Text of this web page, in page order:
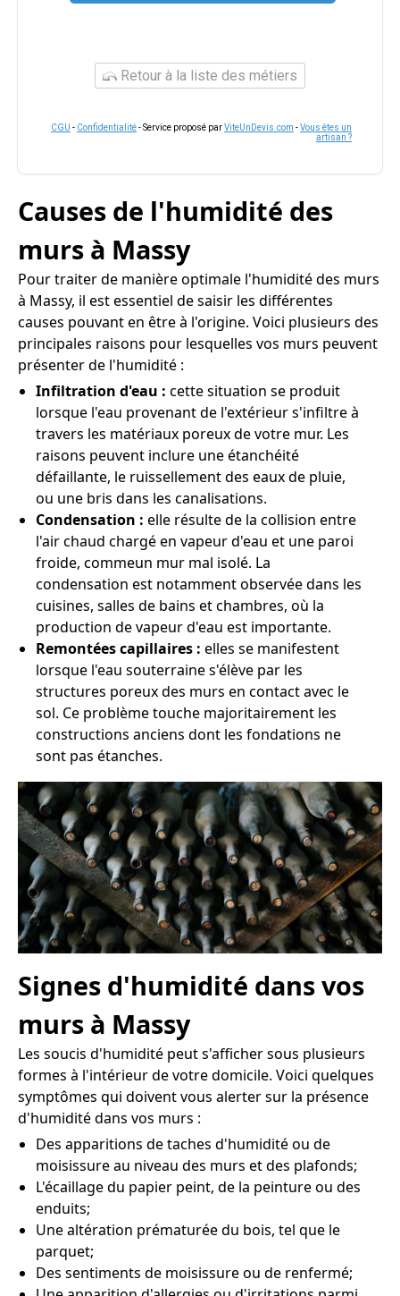
Retour à la liste des métiers
CGU - Confidentialité- Service proposé parViteUnDevis.com -Vous êtes un
artisan ?
Causes de l'humidité des
murs à Massy
Pour traiter de manière optimale l'humidité des murs
à Massy, il est essentiel de saisir les différentes
causes pouvant en être à l'origine. Voici plusieurs des
principales raisons pour lesquelles vos murs peuvent
présenter de l'humidité :
Infiltration d'eau : cette situation se produit
lorsque l'eau provenant de l'extérieur s'infiltre à
travers les matériaux poreux de votre mur. Les
raisons peuvent inclure une étanchéité
défaillante, le ruissellement des eaux de pluie,
ou une bris dans les canalisations.
Condensation : elle résulte de la collision entre
l'air chaud chargé en vapeur d'eau et une paroi
froide, commeun mur mal isolé. La
condensation est notamment observée dans les
cuisines, salles de bains et chambres, où la
production de vapeur d'eau est importante.
Remontées capillaires : elles se manifestent
lorsque l'eau souterraine s'élève par les
structures poreux des murs en contact avec le
sol. Ce problème touche majoritairement les
constructions anciens dont les fondations ne
sont pas étanches.
Signes d'humidité dans vos
murs à Massy
Les soucis d'humidité peut s'afficher sous plusieurs
formes à l'intérieur de votre domicile. Voici quelques
symptômes qui doivent vous alerter sur la présence
d'humidité dans vos murs :
Des apparitions de taches d'humidité ou de
moisissure au niveau des murs et des plafonds;
L'écaillage du papier peint, de la peinture ou des
enduits;
Une altération prématurée du bois, tel que le
parquet;
Des sentiments de moisissure ou de renfermé;